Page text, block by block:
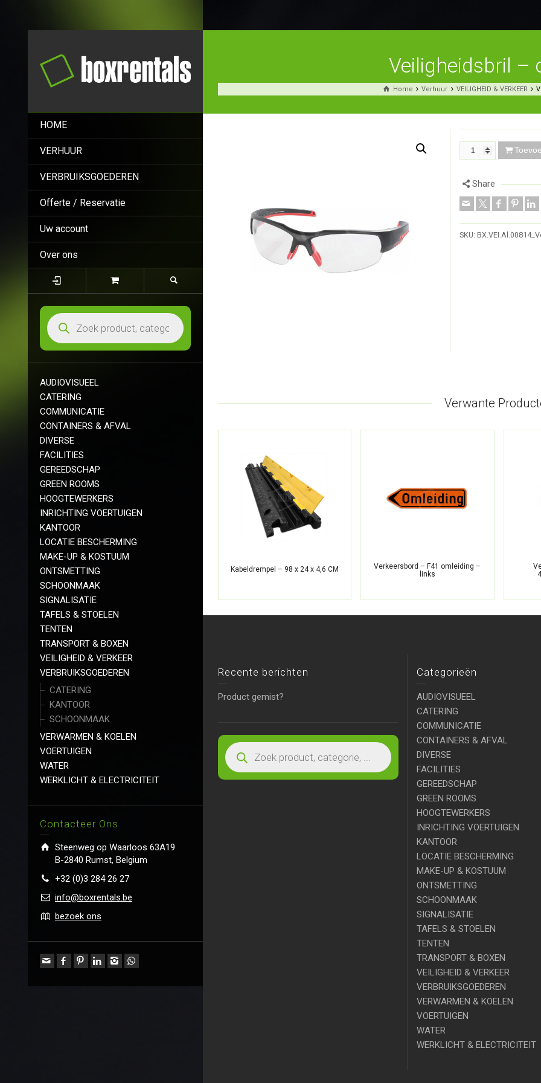
HOME
VERHUUR
VERBRUIKSGOEDEREN
Offerte / Reservatie
Uw account
Over ons
AUDIOVISUEEL
CATERING
COMMUNICATIE
CONTAINERS & AFVAL
DIVERSE
FACILITIES
GEREEDSCHAP
GREEN ROOMS
HOOGTEWERKERS
INRICHTING VOERTUIGEN
KANTOOR
LOCATIE BESCHERMING
MAKE-UP & KOSTUUM
ONTSMETTING
SCHOONMAAK
SIGNALISATIE
TAFELS & STOELEN
TENTEN
TRANSPORT & BOXEN
VEILIGHEID & VERKEER
VERBRUIKSGOEDEREN
CATERING
KANTOOR
SCHOONMAAK
VERWARMEN & KOELEN
VOERTUIGEN
WATER
WERKLICHT & ELECTRICITEIT
Contacteer Ons
Steenweg op Waarloos 63A19
B-2840 Rumst, Belgium
+32 (0)3 284 26 27
info@boxrentals.be
bezoek ons
Veiligheidsbril –
Home Verhuur VEILIGHEID & VERKEER
Share
SKU:
Verwante
Kabeldrempel – 98 x 24 x 4,6 CM
Verkeersbord – F41 omleiding –
links
Recente berichten
Product gemist?
Categorieën
AUDIOVISUEEL
CATERING
COMMUNICATIE
CONTAINERS & AFVAL
DIVERSE
FACILITIES
GEREEDSCHAP
GREEN ROOMS
HOOGTEWERKERS
INRICHTING VOERTUIGEN
KANTOOR
LOCATIE BESCHERMING
MAKE-UP & KOSTUUM
ONTSMETTING
SCHOONMAAK
SIGNALISATIE
TAFELS & STOELEN
TENTEN
TRANSPORT & BOXEN
VEILIGHEID & VERKEER
VERBRUIKSGOEDEREN
VERWARMEN & KOELEN
VOERTUIGEN
WATER
WERKLICHT & ELECTRICITEIT